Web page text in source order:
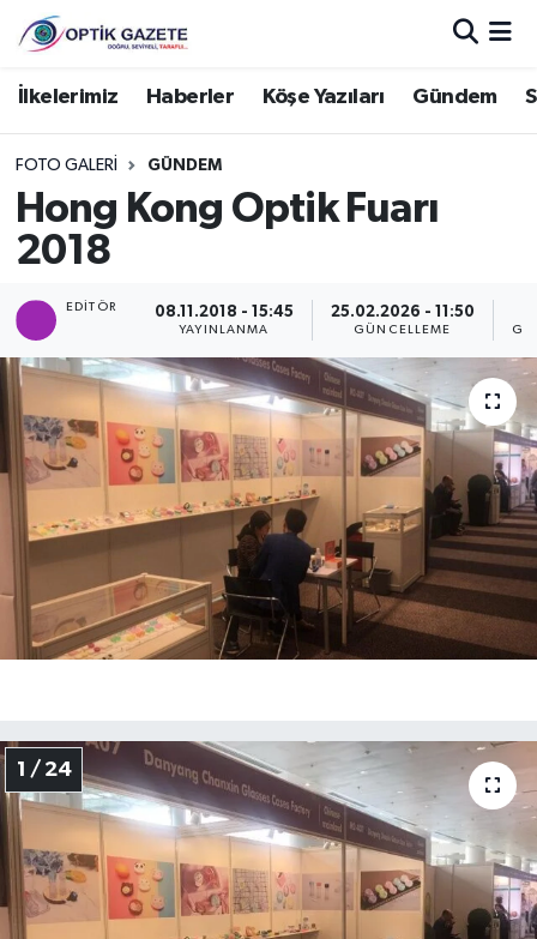
İlkelerimiz Haberler Köşe Yazıları Gündem
FOTO GALERI GÜNDEM
Hong Kong Optik Fuarı
2018
EDITÖR 08.11.2018 - 15:45
YAYINLANMA
25.02.2026 - 11:50
GÜNCELLEME
1 / 24
Nöbetçi Eczaneler
Hava Durumu
İstanbul Namaz Vakitleri
Süper Lig Puan Durumu ve Fikstür
Tüm Manşetler
Son Dakika Haberleri
Haber Arşivi